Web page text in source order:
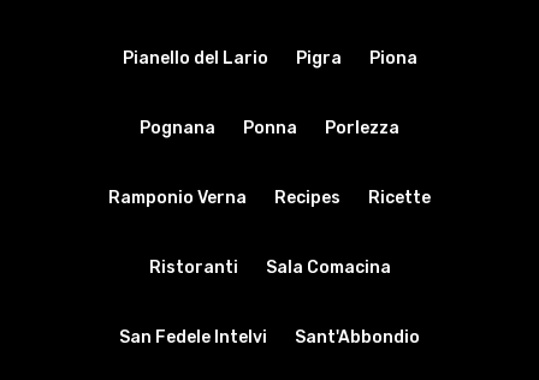
Pianello del Lario Pigra Piona
Pognana Ponna Porlezza
Ramponio Verna Recipes Ricette
Ristoranti Sala Comacina
San Fedele Intelvi Sant'Abbondio